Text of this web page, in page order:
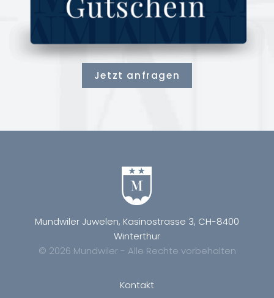
Jetzt anfragen
Mundwiler Juwelen, Kasinostrasse 3, CH-8400
Winterthur
© 2026 Mundwiler - Alle Rechte vorbehalten
Kontakt